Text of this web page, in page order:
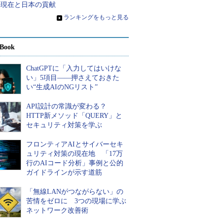
在と日本の貢献
» ランキングをもっと見る
ChatGPTに「入力してはいけな
い」5項目――押さえておきた
い“生成AIのNGリスト”
API設計の常識が変わる？
HTTP新メソッド「QUERY」と
セキュリティ対策を学ぶ
フロンティアAIとサイバーセキ
ュリティ対策の現在地 「17万
行のAIコード分析」事例と公的
ガイドラインが示す道筋
「無線LANがつながらない」の
苦情をゼロに 3つの現場に学ぶ
ネットワーク改善術